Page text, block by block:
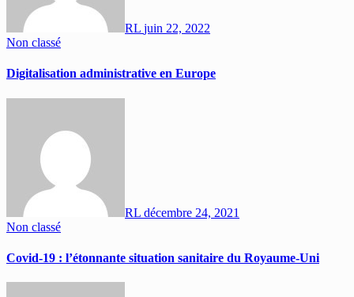
RL juin 22, 2022
Non classé
Digitalisation administrative en Europe
RL décembre 24, 2021
Non classé
Covid-19 : l’étonnante situation sanitaire du Royaume-Uni